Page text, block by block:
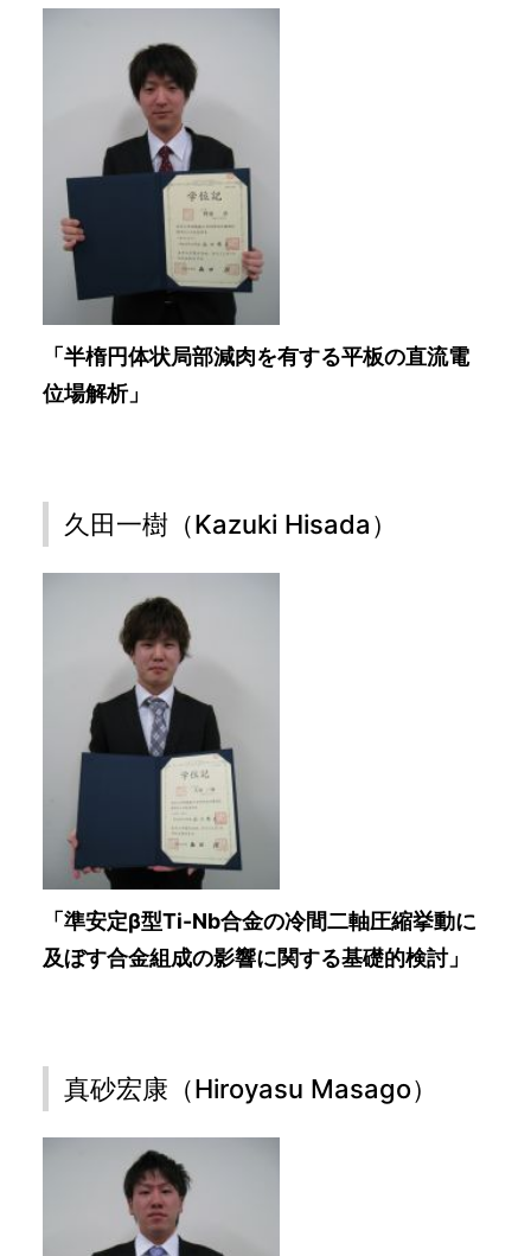
「半楕円体状局部減肉を有する平板の直流電
位場解析」
久田一樹（Kazuki Hisada）
「準安定β型Ti-Nb合金の冷間二軸圧縮挙動に
及ぼす合金組成の影響に関する基礎的検討」
真砂宏康（Hiroyasu Masago）